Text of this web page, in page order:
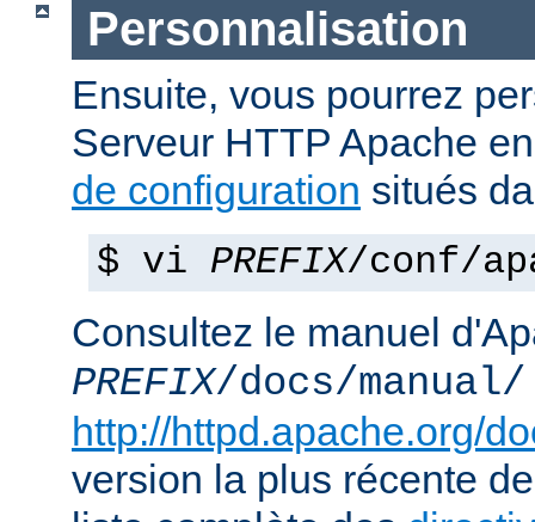
Personnalisation
Ensuite, vous pourrez
Serveur HTTP Apache
de configuration situés
$ vi PREFIX/conf/
Consultez le manuel
PREFIX/docs/manual/
http://httpd.apache.org/
version la plus récente